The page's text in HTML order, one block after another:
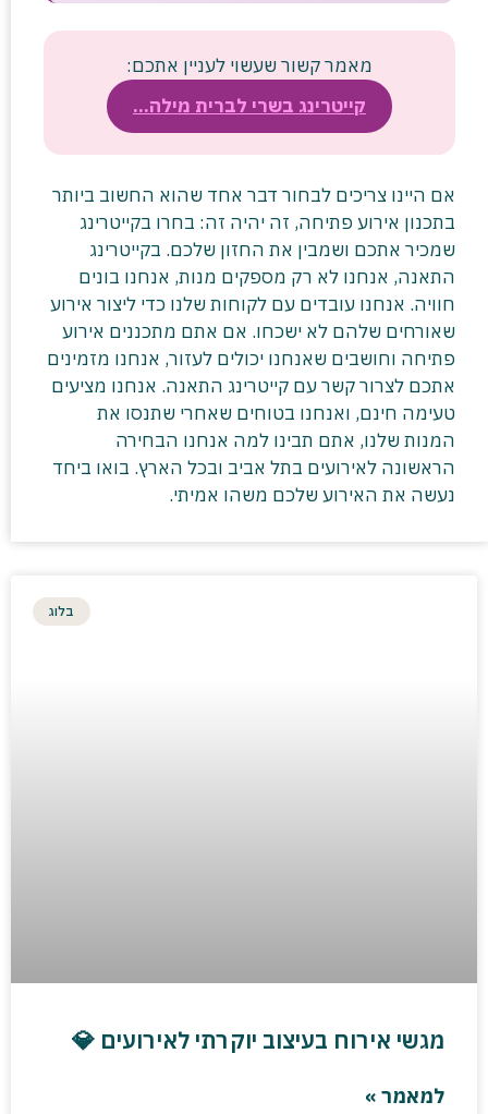
מאמר קשור שעשוי לעניין אתכם:
קייטרינג בשרי לברית מילה…
אם היינו צריכים לבחור דבר אחד שהוא החשוב ביותר
בתכנון אירוע פתיחה, זה יהיה זה: בחרו בקייטרינג
שמכיר אתכם ושמבין את החזון שלכם. בקייטרינג
התאנה, אנחנו לא רק מספקים מנות, אנחנו בונים
חוויה. אנחנו עובדים עם לקוחות שלנו כדי ליצור אירוע
שאורחים שלהם לא ישכחו. אם אתם מתכננים אירוע
פתיחה וחושבים שאנחנו יכולים לעזור, אנחנו מזמינים
אתכם לצרור קשר עם קייטרינג התאנה. אנחנו מציעים
טעימה חינם, ואנחנו בטוחים שאחרי שתנסו את
המנות שלנו, אתם תבינו למה אנחנו הבחירה
הראשונה לאירועים בתל אביב ובכל הארץ. בואו ביחד
נעשה את האירוע שלכם משהו אמיתי.
בלוג
מגשי אירוח בעיצוב יוקרתי לאירועים 💎
למאמר »